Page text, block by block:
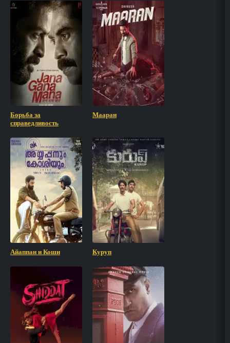
Борьба за
справедливость
Мааран
Айаппан и Коши Куруп